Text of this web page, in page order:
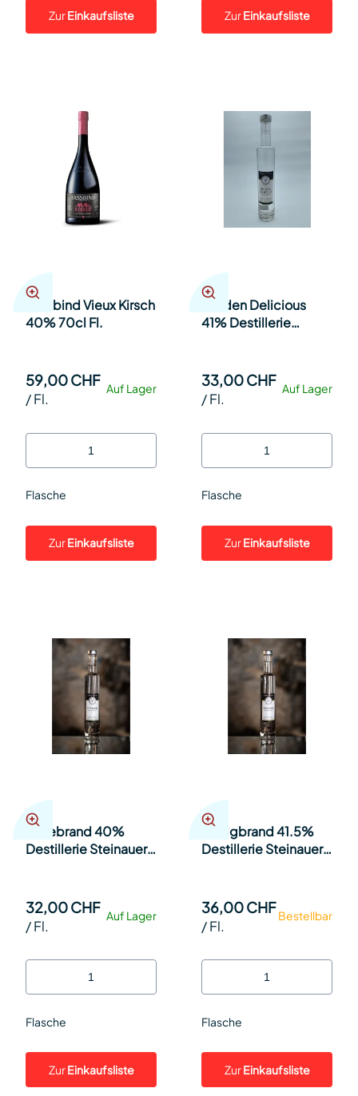
ZurEinkaufsliste ZurEinkaufsliste
Fassbind Vieux Kirsch
40% 70cl Fl.
Auf Lager
59,00 CHF
/Fl.
Flasche
ZurEinkaufsliste
Golden Delicious
41% Destillerie
Auf Lager
33,00 CHF
/Fl.
Flasche
ZurEinkaufsliste
Hefebrand 40%
Destillerie Steinauer
Auf Lager
32,00 CHF
/Fl.
Flasche
ZurEinkaufsliste
Honigbrand 41.5%
Destillerie Steinauer
Bestellbar
36,00 CHF
/Fl.
Flasche
ZurEinkaufsliste